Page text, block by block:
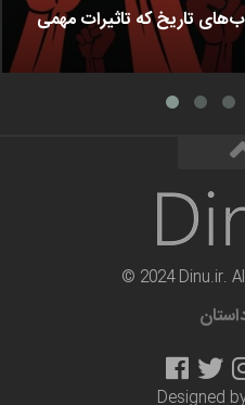
تاریخ که تاثیرات مهمی
© 2024 Dinu.ir.
Designed